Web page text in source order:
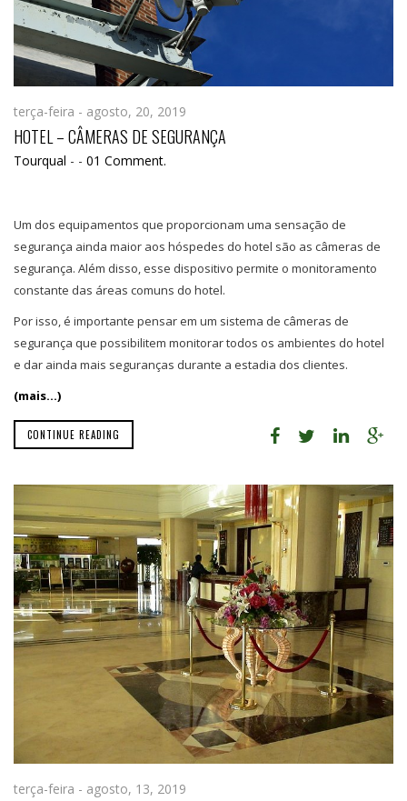
terça-feira - agosto, 20, 2019
HOTEL – CÂMERAS DE SEGURANÇA
Tourqual - - 01 Comment.
Um dos equipamentos que proporcionam uma sensação de
segurança ainda maior aos hóspedes do hotel são as câmeras de
segurança. Além disso, esse dispositivo permite o monitoramento
constante das áreas comuns do hotel.
Por isso, é importante pensar em um sistema de câmeras de
segurança que possibilitem monitorar todos os ambientes do hotel
e dar ainda mais seguranças durante a estadia dos clientes.
(mais…)
CONTINUE READING
terça-feira - agosto, 13, 2019